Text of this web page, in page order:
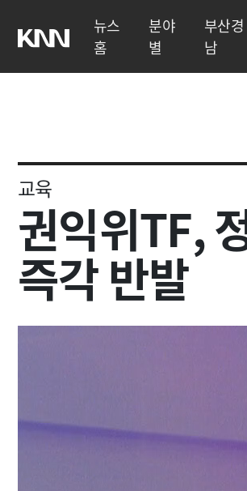
뉴스
홈
분야
별
부산경
남
교육
권익위TF, 정승
즉각 반발